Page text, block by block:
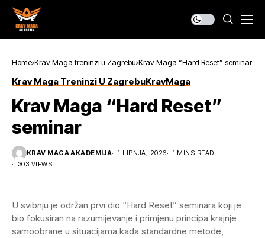
Home Krav Maga treninzi u Zagrebu Krav Maga “Hard Reset” seminar
Krav Maga Treninzi U ZagrebuKravMaga
Krav Maga “Hard Reset”
seminar
KRAV MAGA AKADEMIJA 1 LIPNJA, 2026
1 MINS READ
303 VIEWS
U svibnju je održan prvi dio “Hard Reset” seminara koji je
bio fokusiran na razumijevanje i primjenu principa krajnje
samoobrane u situacijama kada standardne metode,